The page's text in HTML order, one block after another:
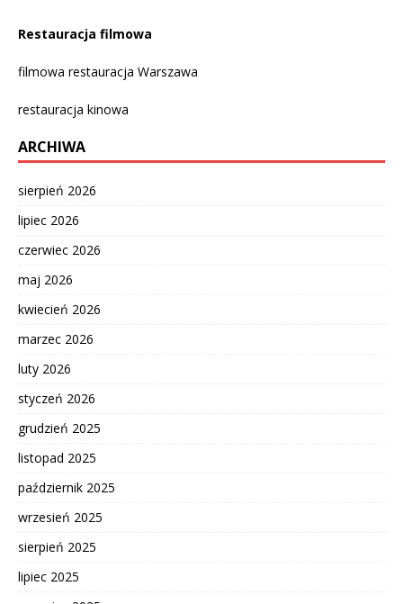
Restauracja filmowa
filmowa restauracja Warszawa
restauracja kinowa
ARCHIWA
sierpień 2026
lipiec 2026
czerwiec 2026
maj 2026
kwiecień 2026
marzec 2026
luty 2026
styczeń 2026
grudzień 2025
listopad 2025
październik 2025
wrzesień 2025
sierpień 2025
lipiec 2025